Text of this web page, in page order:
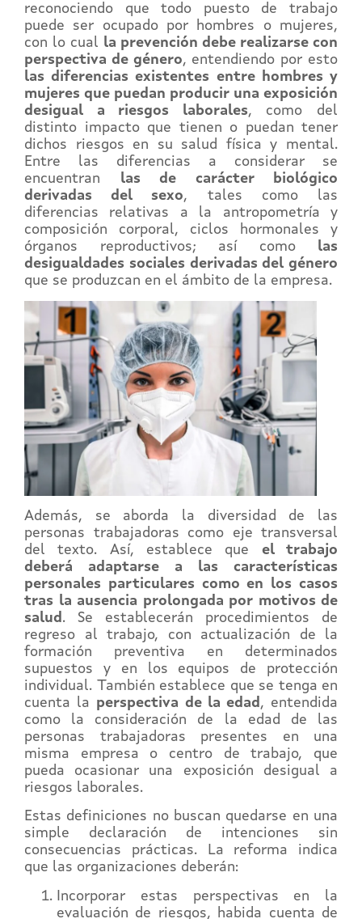
reconociendo que todo puesto de trabajo
puede ser ocupado por hombres o mujeres,
con lo cual la prevención debe realizarse con
perspectiva de género, entendiendo por esto
las diferencias existentes entre hombres y
mujeres que puedan producir una exposición
desigual a riesgos laborales, como del
distinto impacto que tienen o puedan tener
dichos riesgos en su salud física y mental.
Entre las diferencias a considerar se
encuentran las de carácter biológico
derivadas del sexo, tales como las
diferencias relativas a la antropometría y
composición corporal, ciclos hormonales y
órganos reproductivos; así como las
desigualdades sociales derivadas del género
que se produzcan en el ámbito de la empresa.
Además, se aborda la diversidad de las
personas trabajadoras como eje transversal
del texto. Así, establece que el trabajo
deberá adaptarse a las características
personales particulares como en los casos
tras la ausencia prolongada por motivos de
salud . Se establecerán procedimientos de
regreso al trabajo, con actualización de la
formación preventiva en determinados
supuestos y en los equipos de protección
individual. También establece que se tenga en
cuenta la perspectiva de la edad , entendida
como la consideración de la edad de las
personas trabajadoras presentes en una
misma empresa o centro de trabajo, que
pueda ocasionar una exposición desigual a
riesgos laborales.
Estas definiciones no buscan quedarse en una
simple declaración de intenciones sin
consecuencias prácticas. La reforma indica
que las organizaciones deberán:
Incorporar estas perspectivas en la
evaluación de riesgos, habida cuenta de